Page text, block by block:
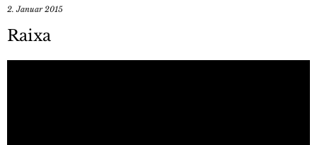
2. Januar 2015
Raixa